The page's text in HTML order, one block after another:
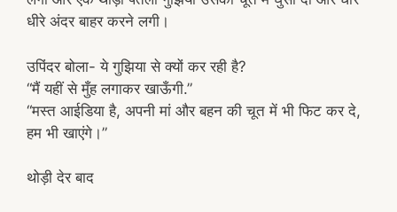
धीरे अंदर बाहर करने लगी।
उपिंदर बोला- ये गुझिया से क्यों कर रही है?
“मैं यहीं से मुँह लगाकर खाऊँगी.”
“मस्त आईडिया है, अपनी मां और बहन की चूत में भी फिट कर दे,
हम भी खाएंगे।”
थोड़ी देर बाद